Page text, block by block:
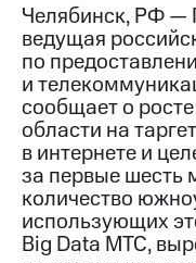
Медиа-центр
Пресс-
релизы
МТС
о
Достижения
Интервью
Финансовая
Челябинск, РФ —
ведущая
по
и
сообщает о
области на
в интернете и
за первые шесть
количество
использующих
Big Data МТС,